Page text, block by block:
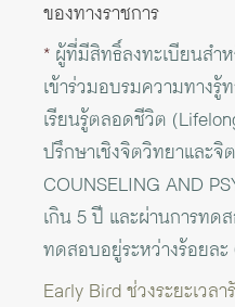
ของทางราชการ
* ผู้ที่มีสิทธิ์ลงทะเบียนสำ
เข้าร่วมอบรมความทาง
เรียนรู้ตลอดชีวิต
ปรึกษาเชิงจิตวิทยาและจิ
COUNSELING AND
เกิน 5 ปี และผ่านการทด
ทดสอบอยู่ระหว่างร้อยละ
Early Bird ช่วงระยะเว